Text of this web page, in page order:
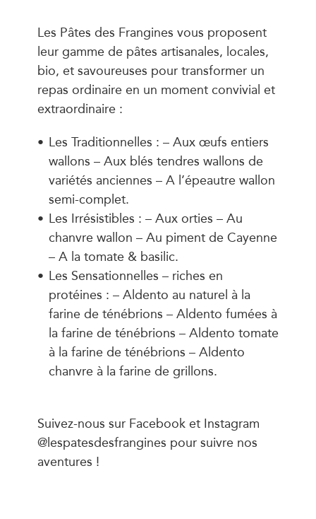
Les Pâtes des Frangines vous proposent
leur gamme de pâtes artisanales, locales,
bio, et savoureuses pour transformer un
repas ordinaire en un moment convivial et
extraordinaire :
Les Traditionnelles : – Aux œufs entiers
wallons – Aux blés tendres wallons de
variétés anciennes – A l’épeautre wallon
semi-complet.
Les Irrésistibles : – Aux orties – Au
chanvre wallon – Au piment de Cayenne
– A la tomate & basilic.
Les Sensationnelles – riches en
protéines : – Aldento au naturel à la
farine de ténébrions – Aldento fumées à
la farine de ténébrions – Aldento tomate
à la farine de ténébrions – Aldento
chanvre à la farine de grillons.
Suivez-nous sur Facebook et Instagram
@lespatesdesfrangines pour suivre nos
aventures !